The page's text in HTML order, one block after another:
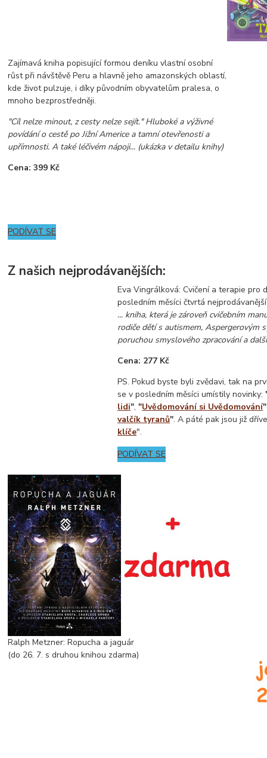
Zajímavá kniha popisující formou deníku vlastní osobní
růst při návštěvě Peru a hlavně jeho amazonských oblastí,
kde život pulzuje, i díky původním obyvatelům pralesa, o
mnoho bezprostředněji.
"Cíl nelze minout, z cesty nelze sejít." Hluboké a výživné
povídání o cestě po Jižní Americe a tamní otevřenosti a
upřímnosti. A také léčivém nápoji... (ukázka v detailu knihy)
Cena: 399 Kč
PODÍVAT SE
Z našich nejprodávanějších:
Eva Vingrálková: Cvičení a terapie pro
posledním měsíci čtvrtá
... kniha, která je zároveň cvičebním
rodiče dětí s autismem, Aspergerovým
poruchou smyslového zpracování a
Cena: 277 Kč
PS. Pokud byste byli zvědavi, tak na
se v posledním měsíci umístily novinky:
lidi","Uvědomování si Uvědomování"
valčík tyranů". A páté pak jsou již
klíče".
PODÍVAT SE
Ralph Metzner: Ropucha a jaguár
(do 26. 7. s druhou knihou zdarma)